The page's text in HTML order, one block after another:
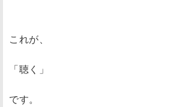
これが、
「聴く」
です。